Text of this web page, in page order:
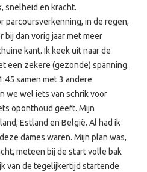
snelheid en kracht.
parcoursverkenning, in de regen,
bij dan vorig jaar met meer
kant. Ik keek uit naar de
een zekere (gezonde) spanning.
samen met 3 andere
we wel iets van schrik voor
oponthoud geeft. Mijn
Estland en België. Al had ik
dames waren. Mijn plan was,
meteen bij de start volle bak
van de tegelijkertijd startende